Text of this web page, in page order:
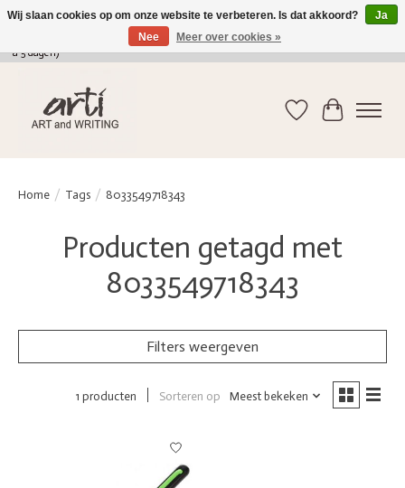
verkoop@arti-artandwriting.be/ +32 (0)471 41 82 41 / GRATIS verzending > 75 euro (2
a 5 dagen)
Verlanglijst
Home / Tags / 8033549718343
Producten getagd met
8033549718343
Filters weergeven
1 producten Sorteren op Meest bekeken
Wij slaan cookies op om onze website te verbeteren. Is dat akkoord?
Ja
Nee
Meer over cookies »